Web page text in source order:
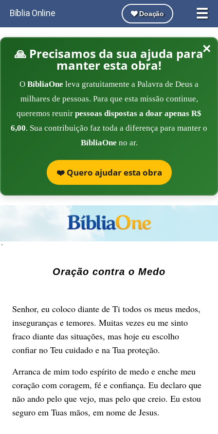
☰
Bíblia Online Doação
×
🙏 Precisamos da sua ajuda para
manter esta obra!
O BíbliaOne leva gratuitamente a Palavra de Deus a
milhares de pessoas. Para que esta missão continue,
queremos reunir pessoas dispostas a doar apenas R$
6,00. Sua contribuição faz toda a diferença para manter o
BíbliaOne no ar.
❤️ Quero ajudar esta obra
´
Oração contra o Medo
Senhor, eu coloco diante de Ti todos os meus medos,
inseguranças e temores. Muitas vezes eu me sinto
fraco diante das situações, mas hoje eu escolho
confiar no Teu cuidado e na Tua proteção.
Arranca de mim todo espírito de medo e enche meu
coração com coragem, fé e confiança. Eu declaro que
não ando pelo que vejo, mas pelo que creio. Eu estou
seguro em Tuas mãos, em nome de Jesus.